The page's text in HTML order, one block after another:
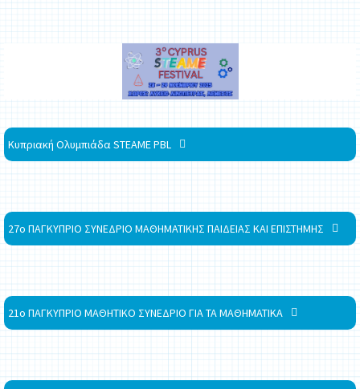
Κυπριακή Ολυμπιάδα STEAME PBL
27ο ΠΑΓΚΥΠΡΙΟ ΣΥΝΕΔΡΙΟ ΜΑΘΗΜΑΤΙΚΗΣ ΠΑΙΔΕΙΑΣ ΚΑΙ ΕΠΙΣΤΗΜΗΣ
21ο ΠΑΓΚΥΠΡΙΟ ΜΑΘΗΤΙΚΟ ΣΥΝΕΔΡΙΟ ΓΙΑ ΤΑ ΜΑΘΗΜΑΤΙΚΑ